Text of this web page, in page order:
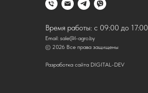
Время работы: с 09:00 до 17:00
Email: sale@l-agro.by
© 2026 Все права защищены
Разработка сайта DIGITAL-DEV